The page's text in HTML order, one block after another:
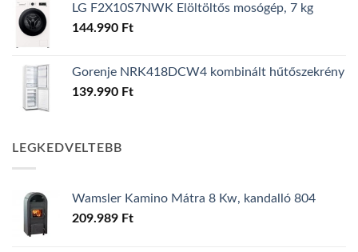
LG F2X10S7NWK Elöltöltős mosógép, 7 kg
144.990 Ft
Gorenje NRK418DCW4 kombinált hűtőszekrény
139.990 Ft
LEGKEDVELTEBB
Wamsler Kamino Mátra 8 Kw, kandalló 804
209.989 Ft